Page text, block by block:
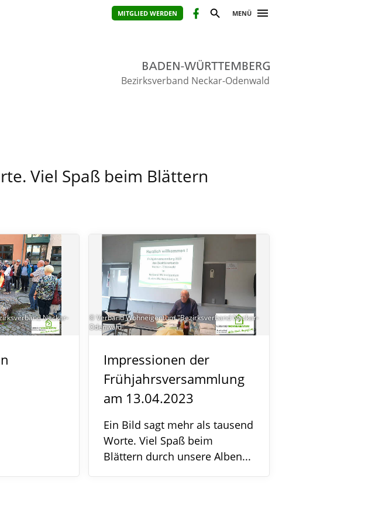
MITGLIED WERDEN MENÜ
Bezirksverband Neckar-Odenwald
Viel Spaß beim Blättern
Neckar-
© Verband Wohneigentum "Bezirksverband Neckar-
Odenwald"
Impressionen der
Frühjahrsversammlung
am 13.04.2023
Ein Bild sagt mehr als tausend
Worte. Viel Spaß beim
Blättern durch unsere Alben...